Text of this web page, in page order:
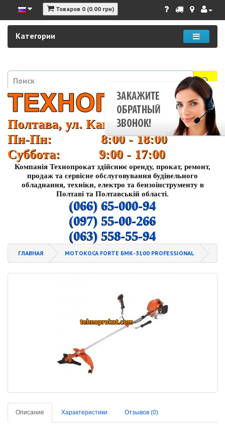
Товаров 0 (0.00 грн)
Категории
Полтава, ул. Кагамлыка 37
Пн-Пн: 8:00 - 18:00
Суббота: 9:00 - 17:00
Компанія Технопрокат здійснює оренду, прокат, ремонт,
продаж та сервісне обслуговування будівельного
обладнання, техніки, електро та бензоінструменту в
Полтаві та Полтавській області.
(066) 65-000-94
(097) 55-00-266
(063) 558-55-94
ГЛАВНАЯ МОТОКОСА FORTE БМК-3100 PROFESSIONAL
Описание Характеристики Отзывов (0)